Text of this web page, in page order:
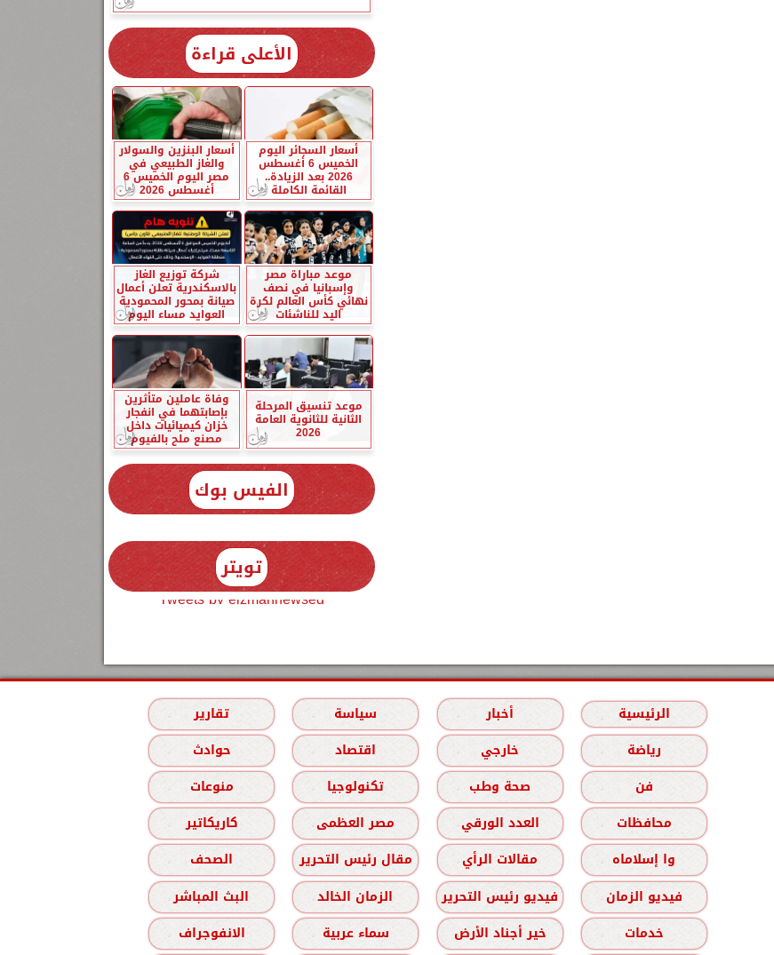
الأعلى قراءة
أسعار السجائر اليوم
الخميس 6 أغسطس
2026 بعد الزيادة..
القائمة الكاملة
أسعار البنزين والسولار
والغاز الطبيعي في
مصر اليوم الخميس 6
أغسطس 2026
موعد مباراة مصر
وإسبانيا في نصف
نهائي كأس العالم لكرة
اليد للناشئات
شركة توزيع الغاز
بالاسكندرية تعلن أعمال
صيانة بمحور المحمودية
العوايد مساء اليوم
موعد تنسيق المرحلة
الثانية للثانوية العامة
2026
وفاة عاملين متأثرين
بإصابتهما في انفجار
خزان كيميائيات داخل
مصنع ملح بالفيوم
الفيس بوك
تويتر
Tweets by elzmannewseg
الرئيسية أخبار سياسة
تقارير
رياضة
خارجي اقتصاد
حوادث
فن
صحة وطب تكنولوجيا
منوعات
محافظات
العدد الورقي مصر العظمى
كاريكاتير
وا إسلاماه
مقالات الرأي مقال رئيس التحرير
الصحف
فيديو الزمان
فيديو رئيس التحرير الزمان الخالد
البث المباشر
خدمات
خير أجناد الأرض سماء عربية الانفوجراف